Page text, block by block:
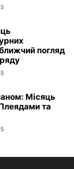
погляд
Місяць
та